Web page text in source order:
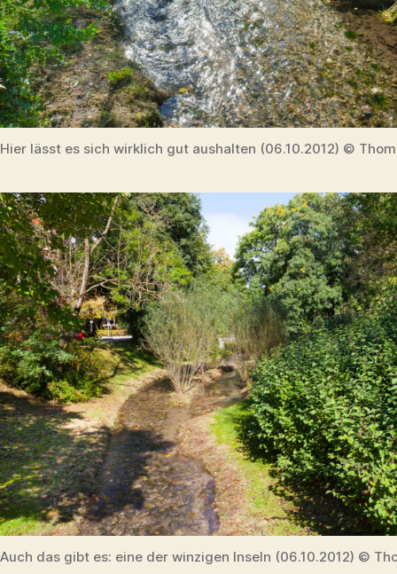
Hier lässt es sich wirklich gut aushalten (06.10.2012) ©
Auch das gibt es: eine der winzigen Inseln (06.10.2012) ©